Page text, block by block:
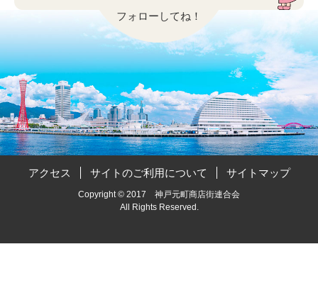
フォローしてね！
アクセス サイトのご利用について サイトマップ
Copyright © 2017 神戸元町商店街連合会
All Rights Reserved.